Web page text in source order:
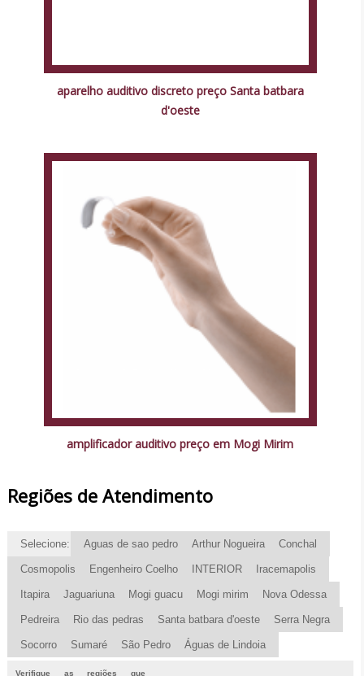
aparelho auditivo discreto preço Santa batbara
d'oeste
amplificador auditivo preço em Mogi Mirim
Regiões de Atendimento
Selecione: Aguas de sao pedro Arthur Nogueira Conchal
Cosmopolis Engenheiro Coelho INTERIOR Iracemapolis
Itapira Jaguariuna Mogi guacu Mogi mirim Nova Odessa
Pedreira Rio das pedras Santa batbara d'oeste Serra Negra
Socorro Sumaré São Pedro Águas de Lindoia
Verifique as regiões que